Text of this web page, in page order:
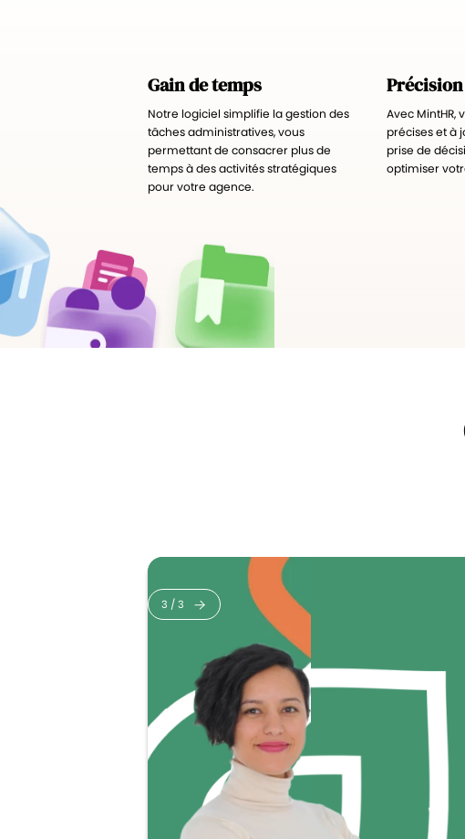
Gain de temps
Notre logiciel simplifie la gestion des
tâches administratives, vous
permettant de consacrer plus de
temps à des activités stratégiques
pour votre agence.
Avec MintHR,
précises et à
prise de
optimiser
3 /3